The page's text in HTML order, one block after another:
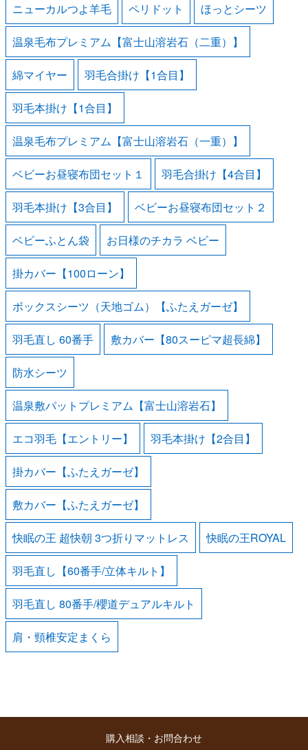
ニューカルつよ羊毛 ペリドット ほっとシーツ
温泉毛布プレミアム【富士山溶岩石（二重）】
綿マイヤー 羽毛合掛け【1合目】
羽毛本掛け【1合目】
温泉毛布プレミアム【富士山溶岩石（一重）】
ベビーお昼寝布団セット１ 羽毛合掛け【4合目】
羽毛本掛け【3合目】 ベビーお昼寝布団セット２
ベビーふとん袋 お日様のチカラ ベビー
掛カバー【100ローン】
ボックスシーツ（天地ゴム）【ふたえガーゼ】
羽毛直し 60番手 敷カバー【80スーピマ超長綿】
防水シーツ
温泉敷パットプレミアム【富士山溶岩石】
エコ羽毛【エントリー】 羽毛本掛け【2合目】
掛カバー【ふたえガーゼ】
敷カバー【ふたえガーゼ】
快眠の王 超快朝 3つ折りマットレス 快眠の王ROYAL
羽毛直し【60番手/立体キルト】
羽毛直し 80番手/櫻道デュアルキルト
肩・頸椎安定まくら
購入相談・お問合わせ